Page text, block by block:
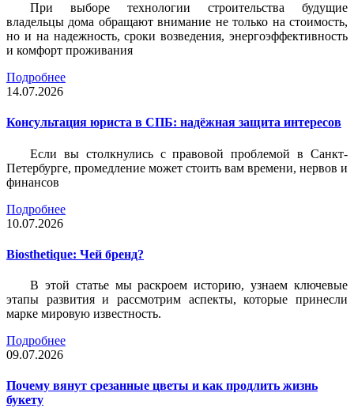
При выборе технологии строительства будущие
владельцы дома обращают внимание не только на стоимость,
но и на надежность, сроки возведения, энергоэффективность
и комфорт проживания
Подробнее
14.07.2026
Консультация юриста в СПБ: надёжная защита интересов
Если вы столкнулись с правовой проблемой в Санкт-
Петербурге, промедление может стоить вам времени, нервов и
финансов
Подробнее
10.07.2026
Biosthetique: Чей бренд?
В этой статье мы раскроем историю, узнаем ключевые
этапы развития и рассмотрим аспекты, которые принесли
марке мировую известность.
Подробнее
09.07.2026
Почему вянут срезанные цветы и как продлить жизнь
букету